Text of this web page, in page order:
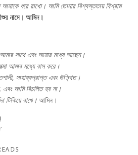
ধরে রাখো। আমি তোমার বিশ্বস্ততায় বিশ্রাম
নামে। আমিন।
সাথে এবং আমার মধ্যে আছেন।
আমার মধ্যে বাস করে।
সাহায্যপ্রাপ্ত এবং উত্থিত।
এবং আমি বিচলিত হব না।
টিকিয়ে রাখে। আমিন।